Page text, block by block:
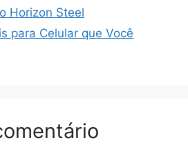
Horizon Steel
para Celular que Você